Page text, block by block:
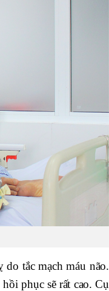
tắc mạch máu não.
phục sẽ rất cao. Cụ